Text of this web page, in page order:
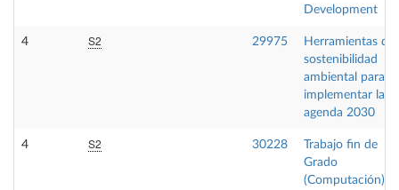
Development
4 S2 29975
Herramientas de
sostenibilidad
ambiental para
implementar la
agenda 2030
4 S2 30228
Trabajo fin de
Grado
(Computación)